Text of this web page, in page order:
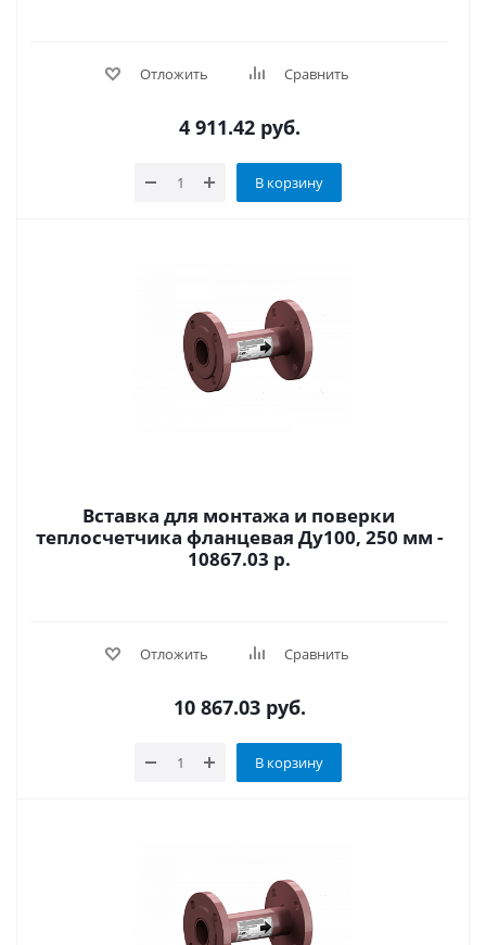
Отложить Сравнить
4 911.42руб.
В корзину
Вставка для монтажа и поверки
теплосчетчика фланцевая Ду100, 250 мм -
10867.03 р.
Отложить Сравнить
10 867.03руб.
В корзину